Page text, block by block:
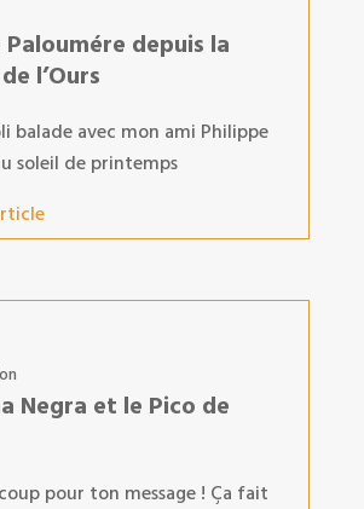
Paloumére depuis la
l’Ours
balade avec mon ami Philippe
soleil de printemps
Negra et le Pico de
pour ton message ! Ça fait